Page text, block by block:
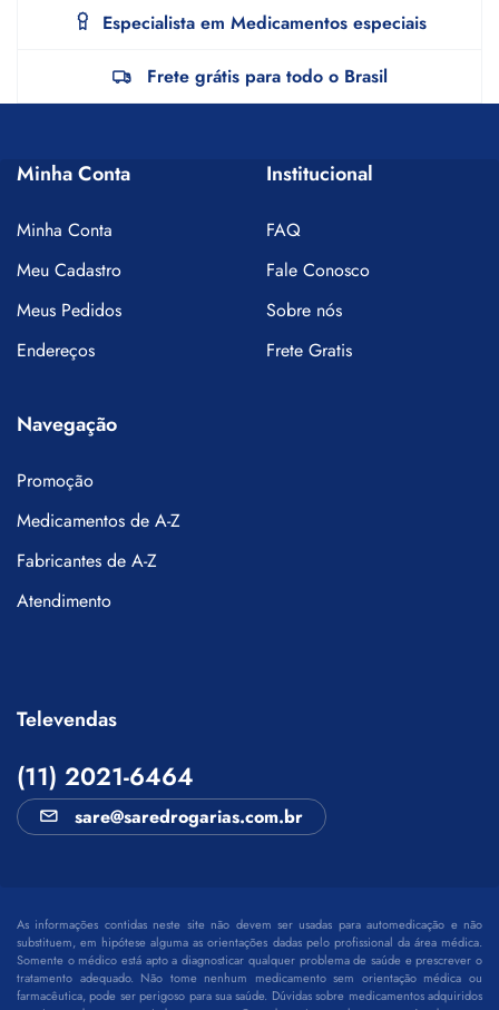
Especialista em Medicamentos especiais
Frete grátis para todo o Brasil
Minha Conta
Minha Conta
Meu Cadastro
Meus Pedidos
Endereços
Institucional
FAQ
Fale Conosco
Sobre nós
Frete Gratis
Navegação
Promoção
Medicamentos de A-Z
Fabricantes de A-Z
Atendimento
Televendas
(11) 2021-6464
sare@saredrogarias.com.br
As informações contidas neste site não devem ser usadas para automedicação e não
substituem, em hipótese alguma as orientações dadas pelo profissional da área médica.
Somente o médico está apto a diagnosticar qualquer problema de saúde e prescrever o
tratamento adequado. Não tome nenhum medicamento sem orientação médica ou
farmacêutica, pode ser perigoso para sua saúde. Dúvidas sobre medicamentos adquiridos